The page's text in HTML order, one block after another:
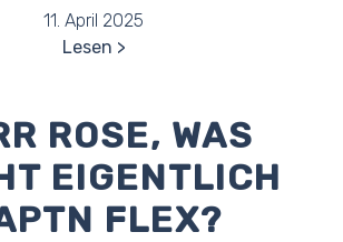
11. April 2025
Lesen
ROSE, WAS
EIGENTLICH
FLEX?